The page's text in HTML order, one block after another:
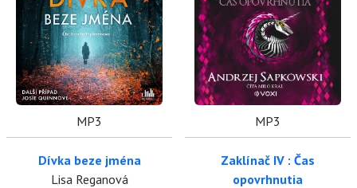
MP3
Dívka beze jména
Lisa Reganová
MP3
Zaklínač IV : Čas
opovrhnutia